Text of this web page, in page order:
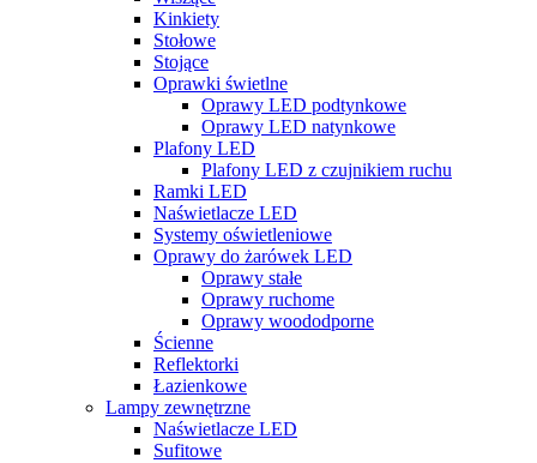
Kinkiety
Stołowe
Stojące
Oprawki świetlne
Oprawy LED podtynkowe
Oprawy LED natynkowe
Plafony LED
Plafony LED z czujnikiem ruchu
Ramki LED
Naświetlacze LED
Systemy oświetleniowe
Oprawy do żarówek LED
Oprawy stałe
Oprawy ruchome
Oprawy woododporne
Ścienne
Reflektorki
Łazienkowe
Lampy zewnętrzne
Naświetlacze LED
Sufitowe